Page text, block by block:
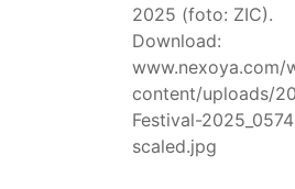
2025 (foto: ZIC).
Download:
www.nexoya.com/
content/uploads/
Festival-
scaled.jpg